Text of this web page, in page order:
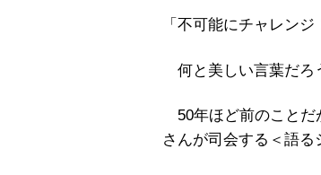
「不可能にチャレンジ
何と美しい言葉だろ
50年ほど前のことだ
さんが司会する＜語る